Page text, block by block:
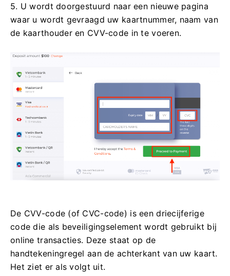
5. U wordt doorgestuurd naar een nieuwe pagina
waar u wordt gevraagd uw kaartnummer, naam van
de kaarthouder en CVV-code in te voeren.
De CVV-code (of CVC-code) is een driecijferige
code die als beveiligingselement wordt gebruikt bij
online transacties. Deze staat op de
handtekeningregel aan de achterkant van uw kaart.
Het ziet er als volgt uit.